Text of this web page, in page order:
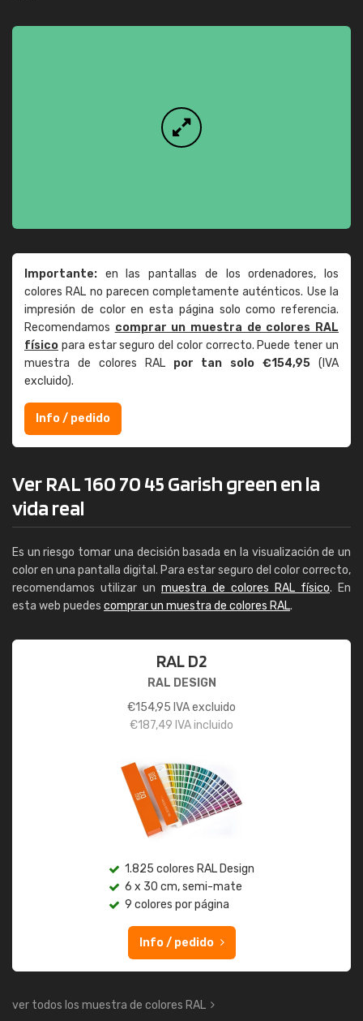
Importante: en las pantallas de los ordenadores, los
colores RAL no parecen completamente auténticos. Use la
impresión de color en esta página solo como referencia.
Recomendamos comprar un muestra de colores RAL
físico para estar seguro del color correcto. Puede tener un
muestra de colores RAL por tan solo €154,95 (IVA
excluido).
Info / pedido
Ver RAL 160 70 45 Garish green en la
vida real
Es un riesgo tomar una decisión basada en la visualización de un
color en una pantalla digital. Para estar seguro del color correcto,
recomendamos utilizar un muestra de colores RAL físico. En
esta web puedes comprar un muestra de colores RAL.
RAL D2
RAL DESIGN
€154,95 IVA excluido
€187,49 IVA incluido
1.825 colores RAL Design
6 x 30 cm, semi-mate
9 colores por página
Info / pedido
ver todos los muestra de colores RAL